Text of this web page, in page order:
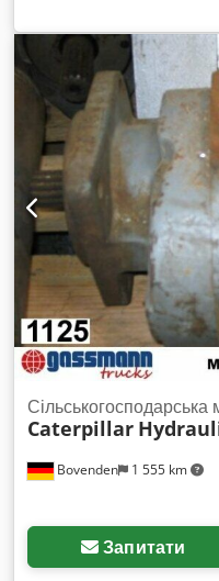
Bovenden 1 555 km
Caterpillar
Запитати